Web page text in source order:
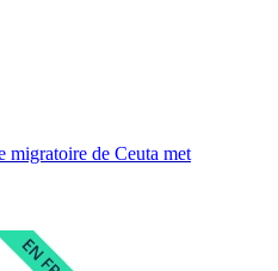
migratoire de Ceuta met